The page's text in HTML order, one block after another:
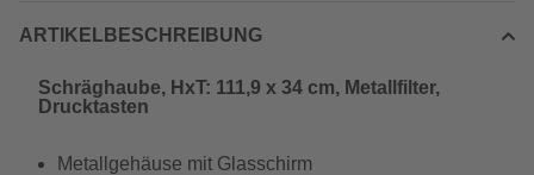
ARTIKELBESCHREIBUNG
Schräghaube, HxT: 111,9 x 34 cm, Metallfilter,
Drucktasten
Metallgehäuse mit Glasschirm